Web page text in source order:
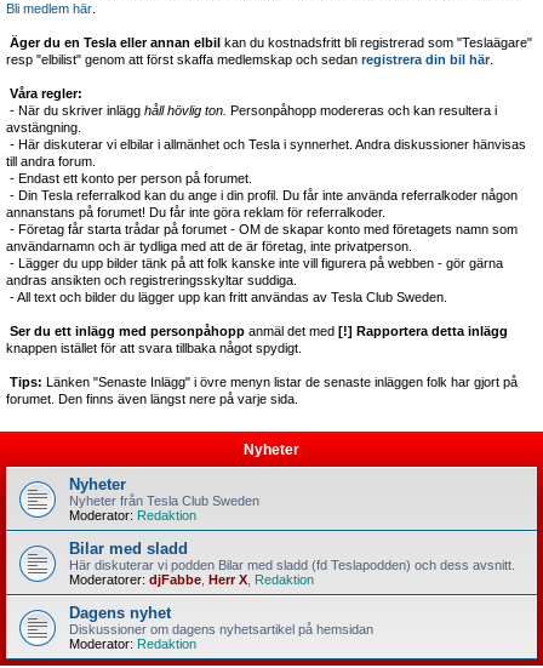
Bli medlem här
Äger du en Tesla eller annan elbil kan du kostnadsfritt bli registrerad som "Teslaägare"
resp "elbilist" genom att först skaffa medlemskap och sedan registrera din bil här.
Våra regler:
- När du skriver inlägg håll hövlig ton. Personpåhopp modereras och kan resultera i
avstängning.
- Här diskuterar vi elbilar i allmänhet och Tesla i synnerhet. Andra diskussioner hänvisas
till andra forum.
- Endast ett konto per person på forumet.
- Din Tesla referralkod kan du ange i din profil. Du får inte använda referralkoder någon
annanstans på forumet! Du får inte göra reklam för referralkoder.
- Företag får starta trådar på forumet - OM de skapar konto med företagets namn som
användarnamn och är tydliga med att de är företag, inte privatperson.
- Lägger du upp bilder tänk på att folk kanske inte vill figurera på webben - gör gärna
andras ansikten och registreringsskyltar suddiga.
- All text och bilder du lägger upp kan fritt användas av Tesla Club Sweden.
Ser du ett inlägg med personpåhopp anmäl det med [!] Rapportera detta inlägg
knappen istället för att svara tillbaka något spydigt.
Tips: Länken "Senaste Inlägg" i övre menyn listar de senaste inläggen folk har gjort på
forumet. Den finns även längst nere på varje sida.
Nyheter
Nyheter
Nyheter från Tesla Club Sweden
Moderator: Redaktion
Bilar med sladd
Här diskuterar vi podden Bilar med sladd (fd Teslapodden) och dess avsnitt.
Moderatorer: djFabbe Herr X Redaktion
Dagens nyhet
Diskussioner om dagens nyhetsartikel på hemsidan
Moderator: Redaktion